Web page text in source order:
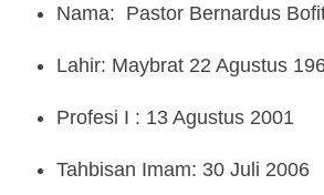
Nama: Pastor Bernardus
Lahir: Maybrat 22 Agustus
Profesi I : 13 Agustus 2001
Tahbisan Imam: 30 Juli 2006